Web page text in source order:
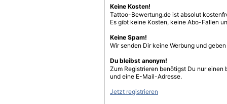
Keine Kosten!
Tattoo-Bewertung.de ist absolut
Es gibt keine Kosten, keine Abo-Fallen
Keine Spam!
Wir senden Dir keine Werbung und
Du bleibst anonym!
Zum Registrieren benötigst Du nur einen
und eine E-Mail-Adresse.
Jetzt registrieren